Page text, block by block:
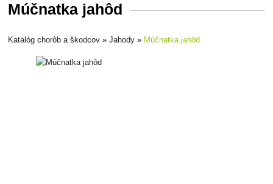
Múčnatka jahôd
Katalóg chorôb a škodcov »Jahody » Múčnatka jahôd